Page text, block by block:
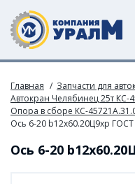
Главная Запчасти для
Автокран Челябинец 25т КС-
Опора в сборе КС-
Ось 6-20 b12х60.20Ц9хр
Ось 6-20